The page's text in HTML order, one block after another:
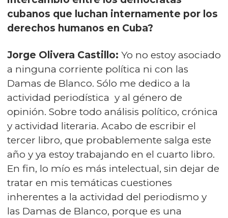
cubanos que luchan internamente por los
derechos humanos en Cuba?
Jorge Olivera Castillo: Yo no estoy asociado
a ninguna corriente política ni con las
Damas de Blanco. Sólo me dedico a la
actividad periodística y al género de
opinión. Sobre todo análisis político, crónica
y actividad literaria. Acabo de escribir el
tercer libro, que probablemente salga este
año y ya estoy trabajando en el cuarto libro.
En fin, lo mío es más intelectual, sin dejar de
tratar en mis temáticas cuestiones
inherentes a la actividad del periodismo y
las Damas de Blanco, porque es una